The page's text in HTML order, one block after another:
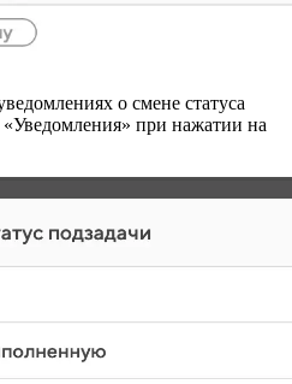
о смене статуса
«Уведомления» при нажатии на